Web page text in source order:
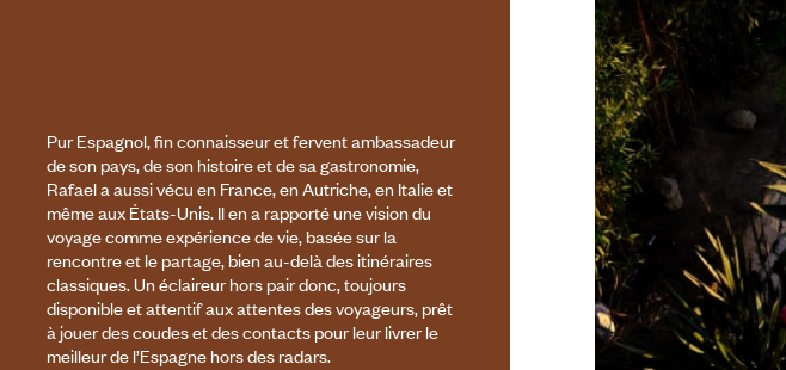
Pur Espagnol, fin connaisseur et fervent ambassadeur
de son pays, de son histoire et de sa gastronomie,
Rafael a aussi vécu en France, en Autriche, en Italie et
même aux États-Unis. Il en a rapporté une vision du
voyage comme expérience de vie, basée sur la
rencontre et le partage, bien au-delà des itinéraires
classiques. Un éclaireur hors pair donc, toujours
disponible et attentif aux attentes des voyageurs, prêt
à jouer des coudes et des contacts pour leur livrer le
meilleur de l’Espagne hors des radars.